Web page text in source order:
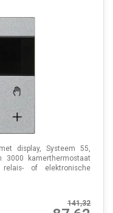
display, Systeem 55,
kamerthermostaat
relais- of elektronische
141,32